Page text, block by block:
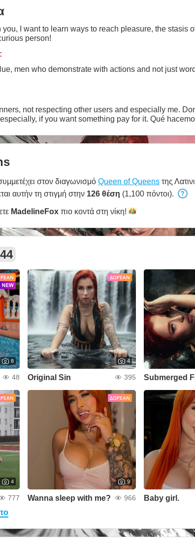
you, I want to learn ways to reach pleasure, the stasis
person!
men who demonstrate with actions and not just
not respecting other users and especially me.
Don't use bad words and especially, if
στον διαγωνισμό Queen of Queens της
αυτήν τη στιγμή στην 126 θέση (1,100 πόντοι).
MadelineFox πιο κοντά στη νίκη!
8
48
ΔΩΡΕΆΝ
4
Original Sin 395 Submerged
4
777
ΔΩΡΕΆΝ
9
Wanna sleep with me? 966 Baby girl.